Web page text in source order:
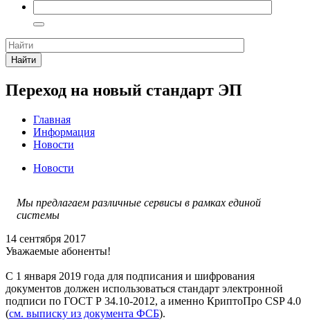
Найти
Переход на новый стандарт ЭП
Главная
Информация
Новости
Новости
Мы предлагаем различные сервисы в рамках единой
системы
14 сентября 2017
Уважаемые абоненты!
С 1 января 2019 года для подписания и шифрования
документов должен использоваться стандарт электронной
подписи по ГОСТ Р 34.10-2012, а именно КриптоПро CSP 4.0
(см. выписку из документа ФСБ).